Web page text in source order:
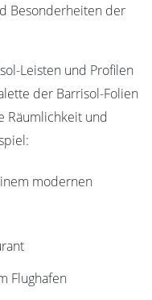
Besonderheiten der
Leisten und Profilen
der Barrisol-Folien
Räumlichkeit und
modernen
Flughafen